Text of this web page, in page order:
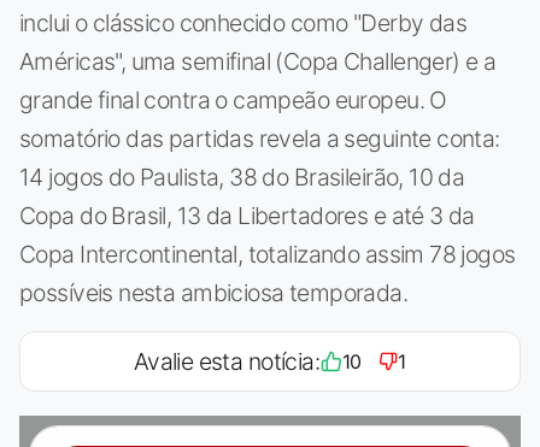
inclui o clássico conhecido como "Derby das
Américas", uma semifinal (Copa Challenger) e a
grande final contra o campeão europeu. O
somatório das partidas revela a seguinte conta:
14 jogos do Paulista, 38 do Brasileirão, 10 da
Copa do Brasil, 13 da Libertadores e até 3 da
Copa Intercontinental, totalizando assim 78 jogos
possíveis nesta ambiciosa temporada.
Avalie esta notícia: 10 1